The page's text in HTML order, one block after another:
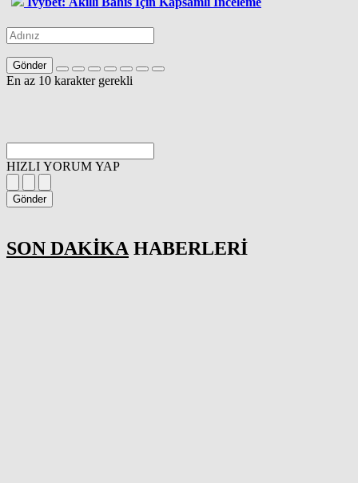
Gönder
En az 10 karakter gerekli
HIZLI YORUM YAP
Gönder
SON DAKİKA HABERLERİ